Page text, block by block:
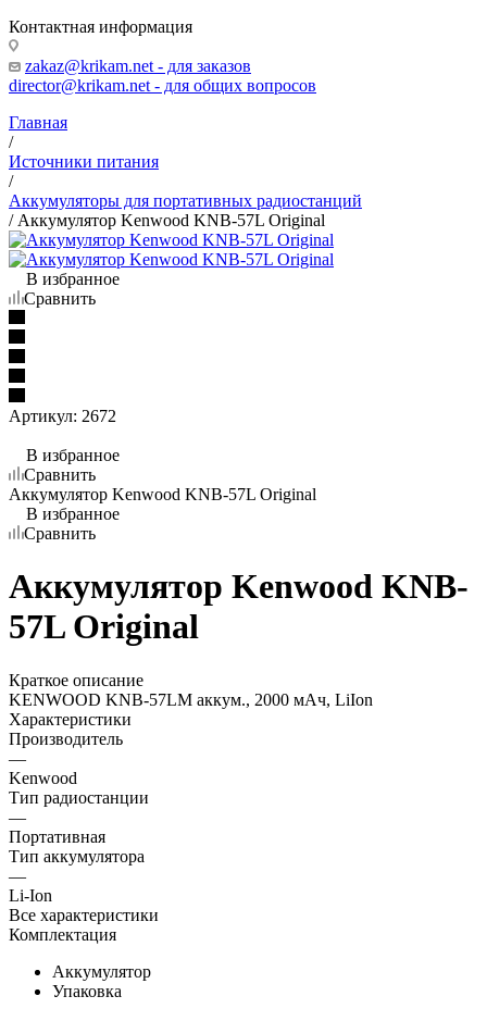
Контактная информация
zakaz@krikam.net - для заказов
director@krikam.net - для общих вопросов
Главная
/
Источники питания
/
Аккумуляторы для портативных радиостанций
/ Аккумулятор Kenwood KNB-57L Original
В избранное
Сравнить
Артикул: 2672
В избранное
Сравнить
Аккумулятор Kenwood KNB-57L Original
В избранное
Сравнить
Аккумулятор Kenwood KNB-
57L Original
Краткое описание
KENWOOD KNB-57LM аккум., 2000 мАч, LiIon
Характеристики
Производитель
—
Kenwood
Тип радиостанции
—
Портативная
Тип аккумулятора
—
Li-Ion
Все характеристики
Комплектация
Аккумулятор
Упаковка